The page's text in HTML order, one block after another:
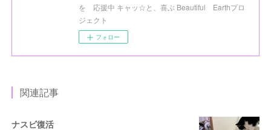
を 応援中 キャッ☆と、喜ぶ Beautiful Earthプロ
ジェクト
フォロー
関連記事
ナスビ復活